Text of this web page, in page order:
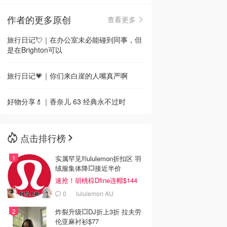
🇳🇿新西兰
作者的更多原创
查看更多
旅行日记💘｜在办公室未必能碰到同事，但
是在Brighton可以
旅行日记💗｜你们来白崖的人嘴真严啊
好物分享💄｜香奈儿 63 经典永不过时
点击排行榜
实属罕见‼️lululemon折扣区 羽
绒服集体降💥接近半价
速抢！胡桃棕Dfine连帽$144
0 lululemon AU
炸裂升级💥DJ折上3折 拉夫劳
伦亚麻衬衫$77